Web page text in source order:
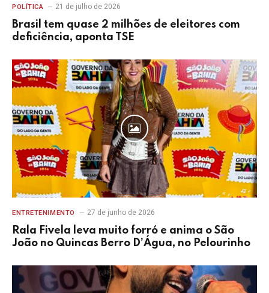
POLÍTICA 21 de julho de 2026
Brasil tem quase 2 milhões de eleitores com
deficiência, aponta TSE
ENTRETENIMENTO 27 de junho de 2026
Rala Fivela leva muito forró e anima o São
João no Quincas Berro D’Água, no Pelourinho